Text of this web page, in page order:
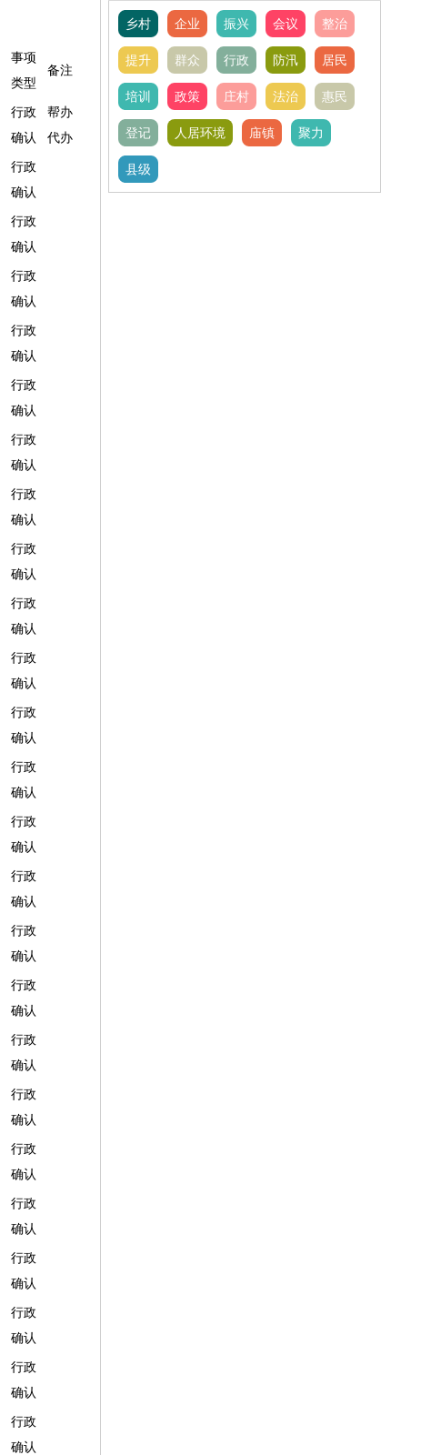
事项
类型
备注
行政
确认
帮办
代办
行政
确认
行政
确认
行政
确认
行政
确认
行政
确认
行政
确认
行政
确认
行政
确认
行政
确认
行政
确认
行政
确认
行政
确认
行政
确认
行政
确认
行政
确认
行政
确认
行政
确认
行政
确认
行政
确认
行政
确认
行政
确认
行政
确认
行政
确认
行政
确认
乡村 企业 振兴 会议 整治
提升 群众 行政 防汛 居民
培训 政策 庄村 法治 惠民
登记 人居环境 庙镇 聚力
县级